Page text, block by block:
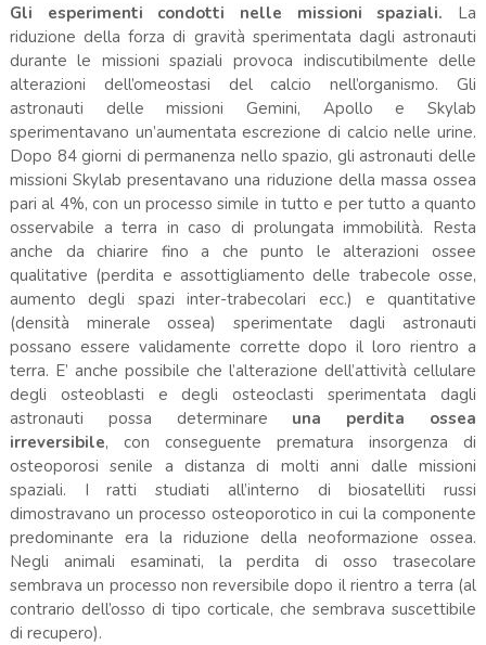
Gli esperimenti condotti nelle missioni spaziali. La
riduzione della forza di gravità sperimentata dagli astronauti
durante le missioni spaziali provoca indiscutibilmente delle
alterazioni dell’omeostasi del calcio nell’organismo. Gli
astronauti delle missioni Gemini, Apollo e Skylab
sperimentavano un’aumentata escrezione di calcio nelle urine.
Dopo 84 giorni di permanenza nello spazio, gli astronauti delle
missioni Skylab presentavano una riduzione della massa ossea
pari al 4%, con un processo simile in tutto e per tutto a quanto
osservabile a terra in caso di prolungata immobilità. Resta
anche da chiarire fino a che punto le alterazioni ossee
qualitative (perdita e assottigliamento delle trabecole osse,
aumento degli spazi inter-trabecolari ecc.) e quantitative
(densità minerale ossea) sperimentate dagli astronauti
possano essere validamente corrette dopo il loro rientro a
terra. E’ anche possibile che l’alterazione dell’attività cellulare
degli osteoblasti e degli osteoclasti sperimentata dagli
astronauti possa determinare una perdita ossea
irreversibile, con conseguente prematura insorgenza di
osteoporosi senile a distanza di molti anni dalle missioni
spaziali. I ratti studiati all’interno di biosatelliti russi
dimostravano un processo osteoporotico in cui la componente
predominante era la riduzione della neoformazione ossea.
Negli animali esaminati, la perdita di osso trasecolare
sembrava un processo non reversibile dopo il rientro a terra (al
contrario dell’osso di tipo corticale, che sembrava suscettibile
di recupero).